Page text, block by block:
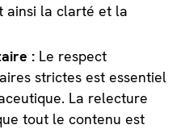
ainsi la clarté et la
: Le respect
strictes est essentiel
La relecture
tout le contenu est